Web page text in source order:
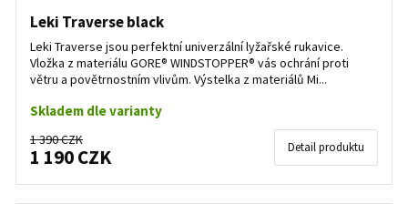
Leki Traverse black
Leki Traverse jsou perfektní univerzální lyžařské rukavice.
Vložka z materiálu GORE® WINDSTOPPER® vás ochrání proti
větru a povětrnostním vlivům. Výstelka z materiálů Mi...
Skladem dle varianty
1 390 CZK
1 190 CZK Detail produktu